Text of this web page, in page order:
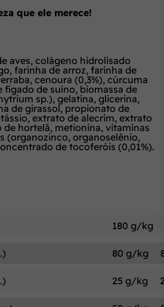
que ele merece!
aves, colágeno hidrolisado
farinha de arroz, farinha de
cenoura (0,3%), cúrcuma
fígado de suíno, biomassa de
sp.), gelatina, glicerina,
de girassol, propionato de
extrato de alecrim, extrato
de hortelã, metionina, vitaminas
(organozinco, organoselênio,
de tocoferóis (0,01%).
180 g/kg
80 g/kg
25 g/kg